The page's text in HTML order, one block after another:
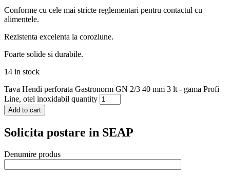
Conforme cu cele mai stricte reglementari pentru contactul cu
alimentele.
Rezistenta excelenta la coroziune.
Foarte solide si durabile.
14 in stock
Tava Hendi perforata Gastronorm GN 2/3 40 mm 3 lt - gama Profi
Line, otel inoxidabil quantity
Add to cart
Solicita postare in SEAP
Denumire produs